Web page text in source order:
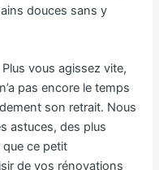
douces sans y
vous agissez vite,
pas encore le temps
son retrait. Nous
astuces, des plus
ce petit
de vos rénovations